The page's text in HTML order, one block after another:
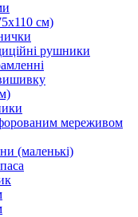
см)
рушники
мереживом
(маленькі)